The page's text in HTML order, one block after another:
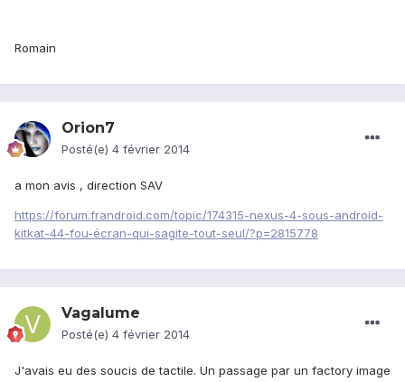
Romain
Orion7
Posté(e) 4 février 2014
a mon avis , direction SAV
https://forum.frandroid.com/topic/174315-nexus-4-sous-android-
kitkat-44-fou-écran-qui-sagite-tout-seul/?p=2815778
Vagalume
Posté(e) 4 février 2014
J'avais eu des soucis de tactile. Un passage par un factory image